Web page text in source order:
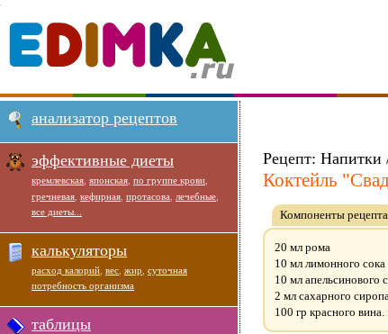
Рецепт: Напитки
Коктейль
Компоненты рецепта
20 мл рома
10 мл лимонного сока
10 мл апельсинового
2 мл сахарного
100 гр красного вина.
анализатор рецептов
эффективные диеты
кремлевская японская по группе крови
гречневая кефирная протасова лечебные
все диеты...
калькуляторы
расход калорий вес жир суточная
потребность организма
таблицы